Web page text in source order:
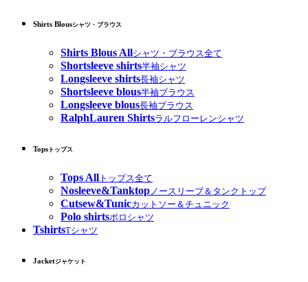
Shirts Blousシャツ・ブラウス
Shirts Blous Allシャツ・ブラウス全て
Shortsleeve shirts半袖シャツ
Longsleeve shirts長袖シャツ
Shortsleeve blous半袖ブラウス
Longsleeve blous長袖ブラウス
RalphLauren Shirtsラルフローレンシャツ
Tops トップス
Tops All トップス全て
Nosleeve&Tanktop ノースリーブ＆タンクトップ
Cutsew&Tunicカットソー＆チュニック
Polo shirtsポロシャツ
TshirtsTシャツ
Jacketジャケット